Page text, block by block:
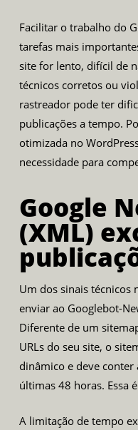
Facilitar o trabalho do
tarefas mais
site for lento, difícil de
técnicos corretos ou
rastreador pode ter
publicações a tempo.
otimizada no
necessidade para
Google
(XML)
Um dos sinais técnicos
enviar ao Googlebot-
Diferente de um
URLs do seu site, o
dinâmico e deve conter
últimas 48 horas. Essa
A limitação de tempo